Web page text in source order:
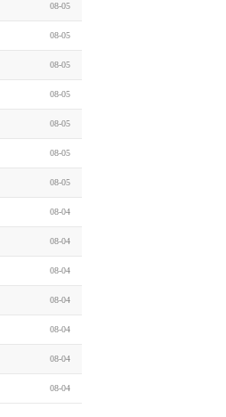
08-05
08-05
08-05
08-05
08-05
08-05
08-05
08-04
08-04
08-04
08-04
08-04
08-04
08-04